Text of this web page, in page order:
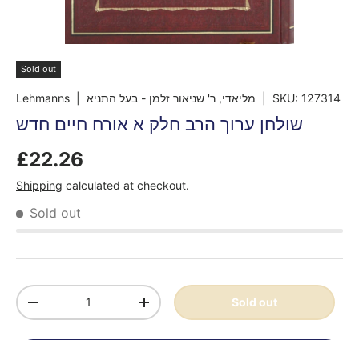
Sold out
Lehmanns | מליאדי, ר' שניאור זלמן - בעל התניא SKU: 127314
שולחן ערוך הרב חלק א אורח חיים חדש
£22.26
Shipping calculated at checkout.
Sold out
Qty
-
+ Sold out